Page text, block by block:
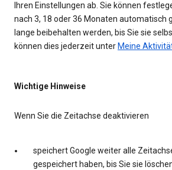
Ihren Einstellungen ab. Sie können
nach 3, 18 oder 36 Monaten automatisch
lange beibehalten werden, bis Sie sie
können dies jederzeit unter Meine
Wichtige Hinweise
Wenn Sie die Zeitachse deaktivieren
speichert Google weiter alle
gespeichert haben, bis Sie sie